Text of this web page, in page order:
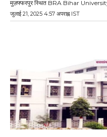
मुज़फ्फरपुर स्थित BRA Bihar University
जुलाई 21, 2025 4:57 अपराह्न IST